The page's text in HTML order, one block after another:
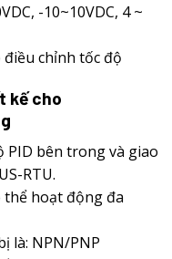
-10~10VDC, 4 ~
chỉnh tốc độ
kế cho
PID bên trong và giao
RTU.
thể hoạt động đa
là: NPN/PNP